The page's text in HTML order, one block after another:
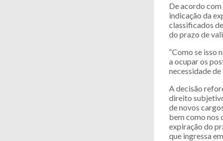
De acordo
indicação da
classificados
do prazo de
“Como se isso
a ocupar os
necessidade
A decisão
direito
de novos
bem como nos
expiração do
que ingressa